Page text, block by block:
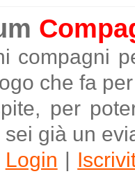
compagni
che fa
per
sei già un
Login |